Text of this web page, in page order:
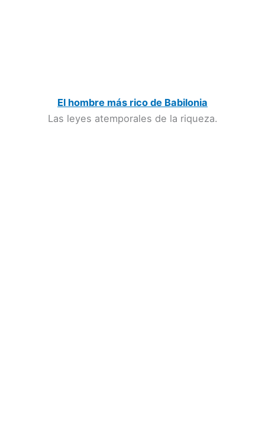
El hombre más rico de Babilonia
Las leyes atemporales de la riqueza.